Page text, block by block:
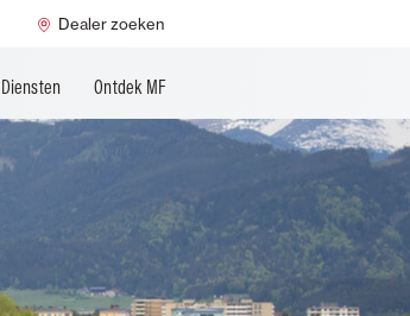
Dealer zoeken
Diensten Ontdek MF